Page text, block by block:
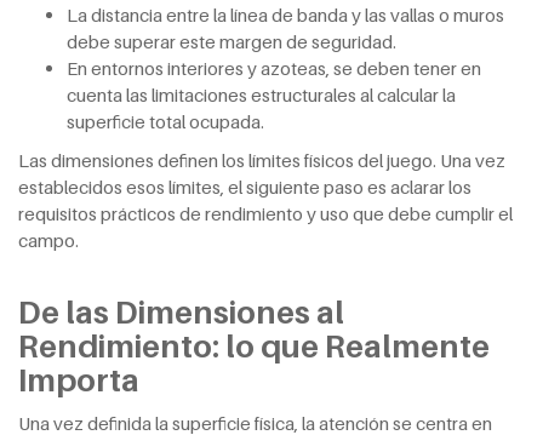
La distancia entre la línea de banda y las vallas o muros
debe superar este margen de seguridad.
En entornos interiores y azoteas, se deben tener en
cuenta las limitaciones estructurales al calcular la
superficie total ocupada.
Las dimensiones definen los límites físicos del juego. Una vez
establecidos esos límites, el siguiente paso es aclarar los
requisitos prácticos de rendimiento y uso que debe cumplir el
campo.
De las Dimensiones al
Rendimiento: lo que Realmente
Importa
Una vez definida la superficie física, la atención se centra en